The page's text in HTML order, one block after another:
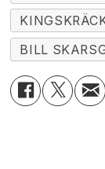
BILL